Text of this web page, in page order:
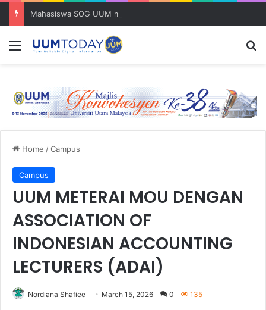
Menu
Home /Campus
Campus
UUM METERAI MOU DENGAN
ASSOCIATION OF
INDONESIAN ACCOUNTING
LECTURERS (ADAI)
Nordiana Shafiee March 15, 2026 0 135